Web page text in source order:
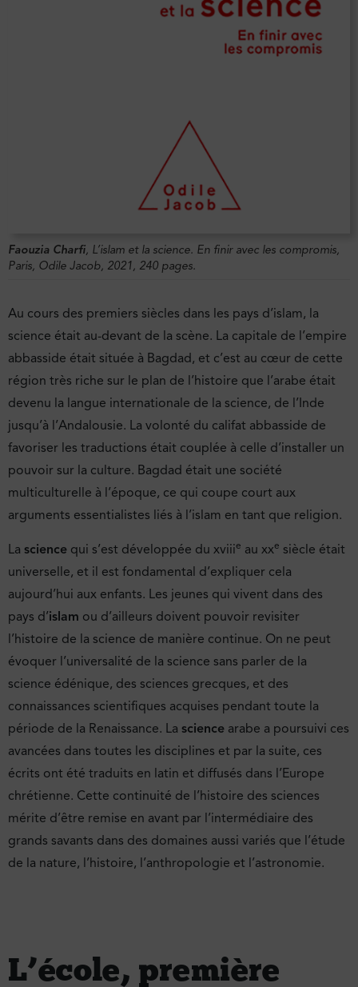
Faouzia Charfi, L’islam et la science. En finir avec les compromis,
Paris, Odile Jacob, 2021, 240 pages.
Au cours des premiers siècles dans les pays d’islam, la
science était au-devant de la scène. La capitale de l’empire
abbasside était située à Bagdad, et c’est au cœur de cette
région très riche sur le plan de l’histoire que l’arabe était
devenu la langue internationale de la science, de l’Inde
jusqu’à l’Andalousie. La volonté du califat abbasside de
favoriser les traductions était couplée à celle d’installer un
pouvoir sur la culture. Bagdad était une société
multiculturelle à l’époque, ce qui coupe court aux
arguments essentialistes liés à l’islam en tant que religion.
La science qui s’est développée du xviiie au xxe siècle était
universelle, et il est fondamental d’expliquer cela
aujourd’hui aux enfants. Les jeunes qui vivent dans des
pays d’islam ou d’ailleurs doivent pouvoir revisiter
l’histoire de la science de manière continue. On ne peut
évoquer l’universalité de la science sans parler de la
science édénique, des sciences grecques, et des
connaissances scientifiques acquises pendant toute la
période de la Renaissance. La science arabe a poursuivi ces
avancées dans toutes les disciplines et par la suite, ces
écrits ont été traduits en latin et diffusés dans l’Europe
chrétienne. Cette continuité de l’histoire des sciences
mérite d’être remise en avant par l’intermédiaire des
grands savants dans des domaines aussi variés que l’étude
de la nature, l’histoire, l’anthropologie et l’astronomie.
L’école, première